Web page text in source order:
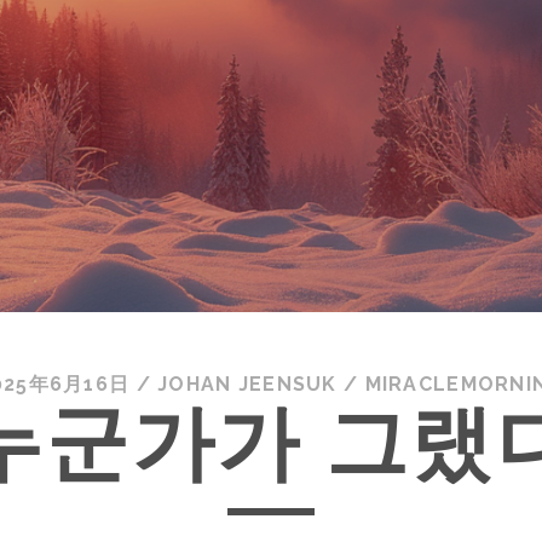
年6月16日 / JOHAN JEENSUK /
군가가 그랬